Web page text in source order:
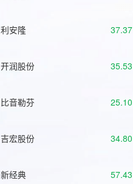
利安隆 37.37
开润股份 35.53
比音勒芬 25.10
吉宏股份 34.80
新经典 57.43